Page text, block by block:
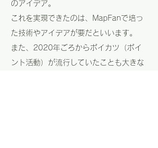
のアイデア。
これを実現できたのは、MapFanで培っ
た技術やアイデアが要だといいます。
また、2020年ごろからポイカツ（ポイ
ント活動）が流行していたことも大きな